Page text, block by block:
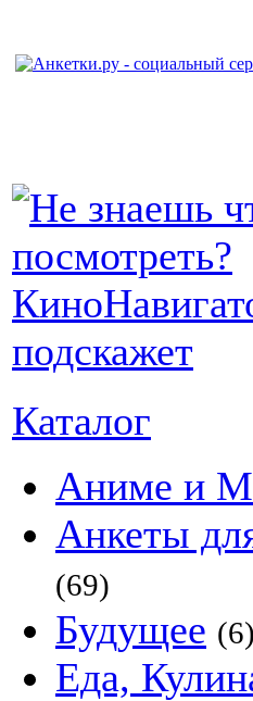
Каталог
Аниме и
Анкеты
(69)
Будущее (6)
Еда,